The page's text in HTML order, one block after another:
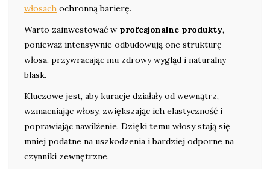
włosach ochronną barierę.
Warto zainwestować w profesjonalne produkty,
ponieważ intensywnie odbudowują one strukturę
włosa, przywracając mu zdrowy wygląd i naturalny
blask.
Kluczowe jest, aby kuracje działały od wewnątrz,
wzmacniając włosy, zwiększając ich elastyczność i
poprawiając nawilżenie. Dzięki temu włosy stają się
mniej podatne na uszkodzenia i bardziej odporne na
czynniki zewnętrzne.